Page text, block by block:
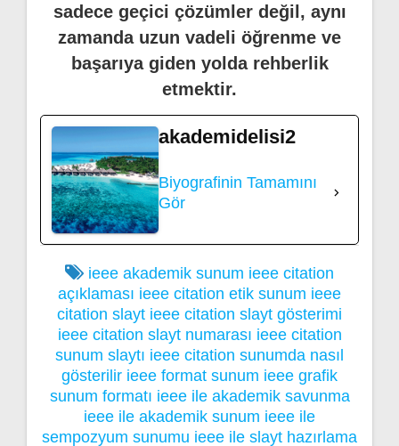
sadece geçici çözümler değil, aynı
zamanda uzun vadeli öğrenme ve
başarıya giden yolda rehberlik
etmektir.
akademidelisi2
Biyografinin Tamamını
Gör
ieee akademik sunum ieee citation
açıklaması ieee citation etik sunum ieee
citation slayt ieee citation slayt gösterimi
ieee citation slayt numarası ieee citation
sunum slaytı ieee citation sunumda nasıl
gösterilir ieee format sunum ieee grafik
sunum formatı ieee ile akademik savunma
ieee ile akademik sunum ieee ile
sempozyum sunumu ieee ile slayt hazırlama